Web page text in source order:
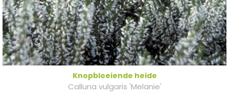
Knopbloeiende heide
Calluna vulgaris 'Melanie'